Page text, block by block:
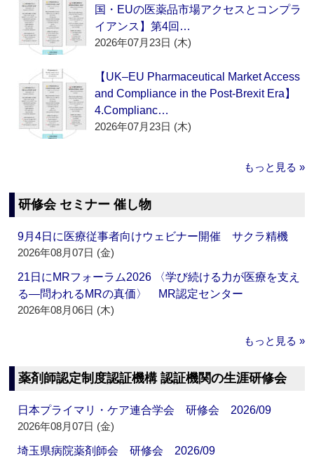
国・EUの医薬品市場アクセスとコンプラ
イアンス】第4回…
2026年07月23日 (木)
【UK–EU Pharmaceutical Market Access
and Compliance in the Post-Brexit Era】
4.Complianc…
2026年07月23日 (木)
もっと見る »
研修会 セミナー 催し物
9月4日に医療従事者向けウェビナー開催 サクラ精機
2026年08月07日 (金)
21日にMRフォーラム2026 〈学び続ける力が医療を支え
る―問われるMRの真価〉 MR認定センター
2026年08月06日 (木)
もっと見る »
薬剤師認定制度認証機構 認証機関の生涯研修会
日本プライマリ・ケア連合学会 研修会 2026/09
2026年08月07日 (金)
埼玉県病院薬剤師会 研修会 2026/09